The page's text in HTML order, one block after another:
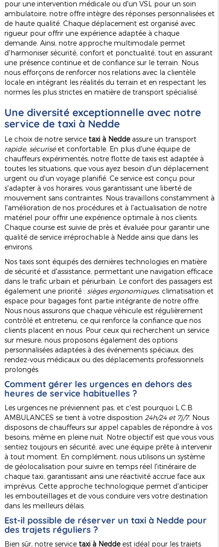
pour une intervention médicale ou d'un VSL pour un soin
ambulatoire, notre offre intègre des réponses personnalisées et
de haute qualité. Chaque déplacement est organisé avec
rigueur pour offrir une expérience adaptée à chaque
demande. Ainsi, notre approche multimodale permet
d'harmoniser sécurité, confort et ponctualité, tout en assurant
une présence continue et de confiance sur le terrain. Nous
nous efforçons de renforcer nos relations avec la clientèle
locale en intégrant les réalités du terrain et en respectant les
normes les plus strictes en matière de transport spécialisé.
Une diversité exceptionnelle avec notre
service de taxi à Nedde
Le choix de notre service taxi à Neddeassure un transport
rapide, sécuriséet confortable. En plus d'une équipe de
chauffeurs expérimentés, notre flotte de taxis est adaptée à
toutes les situations, que vous ayez besoin d'un déplacement
urgent ou d'un voyage planifié. Ce service est conçu pour
s'adapter à vos horaires, vous garantissant une liberté de
mouvement sans contraintes. Nous travaillons constamment à
l'amélioration de nos procédures et à l'actualisation de notre
matériel pour offrir une expérience optimale à nos clients.
Chaque course est suivie de près et évaluée pour garantir une
qualité de service irréprochable à Nedde ainsi que dans les
environs.
Nos taxis sont équipés des dernières technologies en matière
de sécurité et d'assistance, permettant une navigation efficace
dans le trafic urbain et périurbain. Le confort des passagers est
également une priorité : sièges ergonomiques, climatisation et
espace pour bagages font partie intégrante de notre offre.
Nous nous assurons que chaque véhicule est régulièrement
contrôlé et entretenu, ce qui renforce la confiance que nos
clients placent en nous. Pour ceux qui recherchent un service
sur mesure, nous proposons également des options
personnalisées adaptées à des événements spéciaux, des
rendez-vous médicaux ou des déplacements professionnels
prolongés.
Comment gérer les urgences en dehors des
heures de service habituelles ?
Les urgences ne préviennent pas, et c'est pourquoi L.C.B
AMBULANCES se tient à votre disposition 24h/24 et 7j/7. Nous
disposons de chauffeurs sur appel capables de répondre à vos
besoins, même en pleine nuit. Notre objectif est que vous vous
sentiez toujours en sécurité, avec une équipe prête à intervenir
à tout moment. En complément, nous utilisons un système
de géolocalisation pour suivre en temps réel l'itinéraire de
chaque taxi, garantissant ainsi une réactivité accrue face aux
imprévus. Cette approche technologique permet d'anticiper
les embouteillages et de vous conduire vers votre destination
dans les meilleurs délais.
Est-il possible de réserver un taxi à Nedde pour
des trajets réguliers ?
Bien sûr, notre service taxi à Neddeest idéal pour les trajets